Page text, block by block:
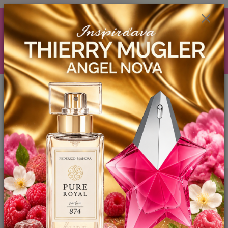
.
AKCIA (zobrazí sa v nákupnom košíku) ! ...... Ku každej objednávočke ❤️
od .. 35 .-eur CENA PRODUKTOV si môžte vybrať .. 15ml YODEYMA
tester ZDARMA ! ❤️ od 80.-eur .. 2 x 15ml, ❤️ od 150.-eur .. 3 x 15ml ❤️
od 200.-eur 4 x 15ml atd. YODEYMA tester ZDARMA .. (TIE VŠAK
TERBA VPÍSAŤ V SEKCII DODACE ÚDAJE) ! Akcia platí do vyčerpania
skladových zásob! ...... TEŠÍME SA NA VÁS a VIDÍME SA V MAILOCH a v
Košiciach :) aj OSOBNE. 👋🤚👋 .. 🌹🌹🌹
Menu
EUR
Hľadať
0944 619 068 0ks
za0 €
Úvod YODEYMA - PÁNSKE PARFEMY VZORKY VôNÍ
JUNSUI /
Inšpirovaná ISSEY MIYAKE - L´Eau D´Issey .. 2ml
JUNSUI / Inšpirovaná ISSEY